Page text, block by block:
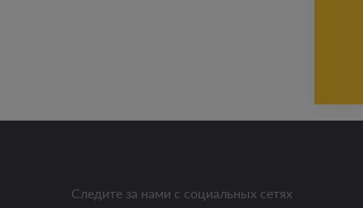
Следите за нами с социальных сетях